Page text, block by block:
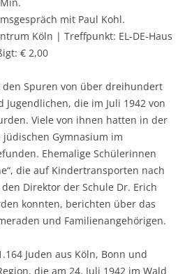
mit Paul Kohl.
Köln | Treffpunkt: EL-DE-Haus
€ 2,00
den Spuren von über dreihundert
die im Juli 1942 von
Viele von ihnen hatten in der
jüdischen Gymnasium im
Ehemalige Schülerinnen
die auf Kindertransporten nach
Direktor der Schule Dr. Erich
konnten, berichten über das
und Familienangehörigen.
Juden aus Köln, Bonn und
die am 24. Juli 1942 im Wald